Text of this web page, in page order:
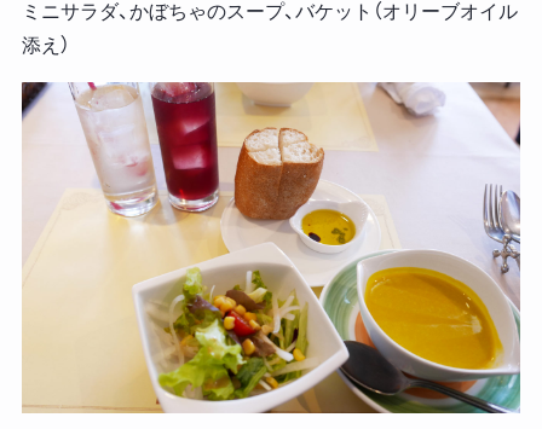
ミニサラダ、かぼちゃのスープ、バケット（オリーブオイル
添え）